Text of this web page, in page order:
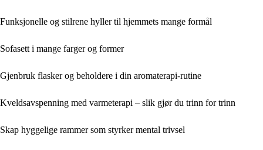
Funksjonelle og stilrene hyller til hjemmets mange formål
Sofasett i mange farger og former
Gjenbruk flasker og beholdere i din aromaterapi-rutine
Kveldsavspenning med varmeterapi – slik gjør du trinn for trinn
Skap hyggelige rammer som styrker mental trivsel